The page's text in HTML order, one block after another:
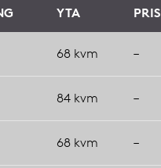
YTA PRIS
68 kvm –
84 kvm –
68 kvm –